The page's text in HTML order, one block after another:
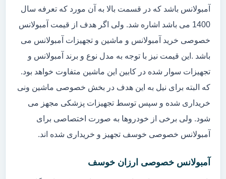
آمبولانس باشد که در قسمت بالا به آن مورد که تعرفه سال
1400 می باشد اشاره شد. ولی اگر هدف از قیمت آمبولانس
خصوصی خرید آمبولانس و ماشین و تجهیزات آمبولانس می
باشد .این قیمت نیز با توجه به مدل نوع و برند آمبولانس و
تجهیزات سوار شده در کابین این ماشین متفاوت خواهد بود.
که البته برای نیل به این هدف در بخش خصوصی ماشین ونی
خریداری شده و سپس توسط تجهیزات پزشکی مجهز می
شود. ولی برخی از خودروها به صورت اختصاصی برای
آمبولانس خصوصی خوسف تجهیز و خریداری شده اند.
آمبولانس خصوصی ارزان خوسف